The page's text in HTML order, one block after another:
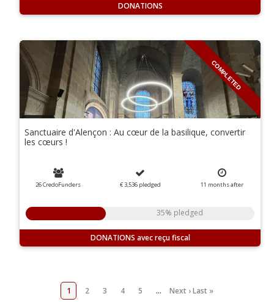
DONATIONS
COMPLETED
Sanctuaire d'Alençon : Au cœur de la basilique, convertir
les cœurs !
26 CredoFunders € 3,536 pledged 11 monthsafter
35% pledged
DONATIONS
1 2 3 4 5 … Next ›Last »